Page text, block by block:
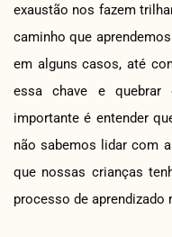
exaustão nos fazem
caminho que
em alguns casos, até
essa chave e
importante é entender
não sabemos lidar com
que nossas crianças
processo de aprendizado